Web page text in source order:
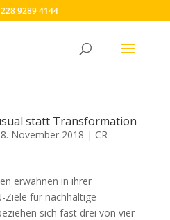
9289 4144
statt Transformation
November 2018 | CR-
erwähnen in ihrer
Ziele für nachhaltige
sich fast drei von vier